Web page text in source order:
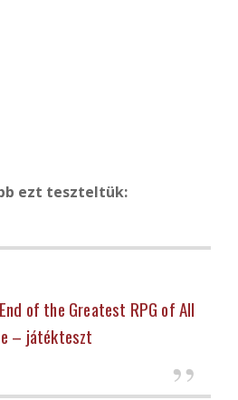
ezt teszteltük:
of the Greatest RPG of All
– játékteszt